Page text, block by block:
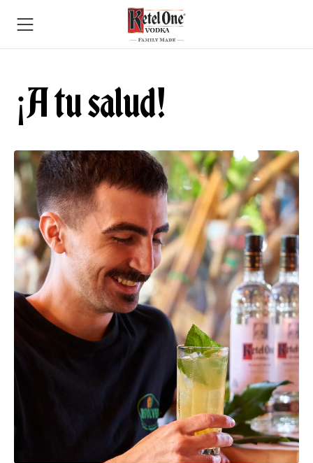
¡A tu salud!